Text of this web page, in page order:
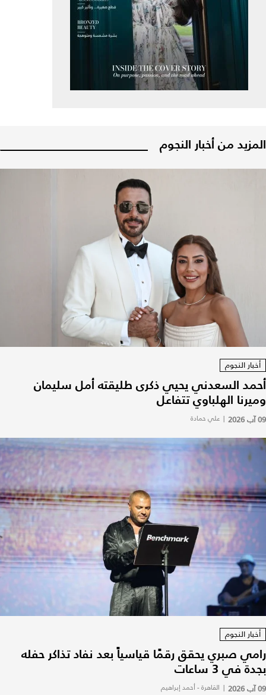
المزيد من أخبار النجوم
أخبار النجوم
أحمد السعدني يحيي ذكرى طليقته أمل سليمان
وميرنا الهلباوي تتفاعل
09 آب 2026 | علي حمادة
أخبار النجوم
رامي صبري يحقق رقمًا قياسياً بعد نفاد تذاكر حفله
بجدة في 3 ساعات
09 آب 2026 | القاهرة - أحمد إبراهيم